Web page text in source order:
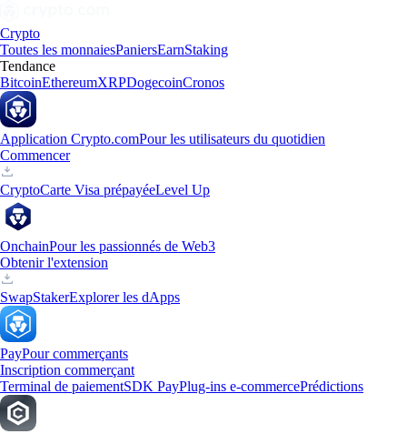
Crypto
Toutes les monnaiesPaniersEarnStaking
Tendance
BitcoinEthereumXRPDogecoinCronos
Application Crypto.comPour les utilisateurs du quotidien
Commencer
CryptoCarte Visa prépayéeLevel Up
OnchainPour les passionnés de Web3
Obtenir l'extension
SwapStakerExplorer les dApps
PayPour commerçants
Inscription commerçant
Terminal de paiementSDK PayPlug-ins e-commercePrédictions